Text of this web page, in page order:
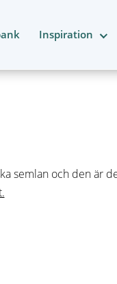
Inspiration
semlan och den är